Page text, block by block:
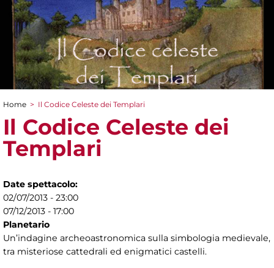
Tu sei qui
Home > Il Codice Celeste dei Templari
Il Codice Celeste dei
Templari
Date spettacolo:
02/07/2013 - 23:00
07/12/2013 - 17:00
Planetario
Un’indagine archeoastronomica sulla simbologia medievale,
tra misteriose cattedrali ed enigmatici castelli.